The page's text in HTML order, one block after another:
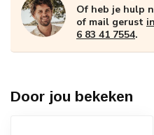
Of heb je hulp
of mail gerust
6 83 41 7554.
Door jou bekeken